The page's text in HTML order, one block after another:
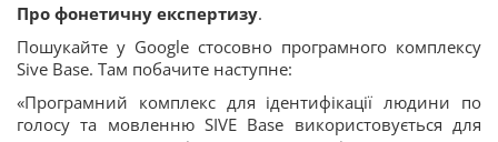
Про фонетичну експертизу.
Пошукайте у Google стосовно програмного комплексу
Sive Base. Там побачите наступне:
«Програмний комплекс для ідентифікації людини по
голосу та мовленню SIVE Base використовується для